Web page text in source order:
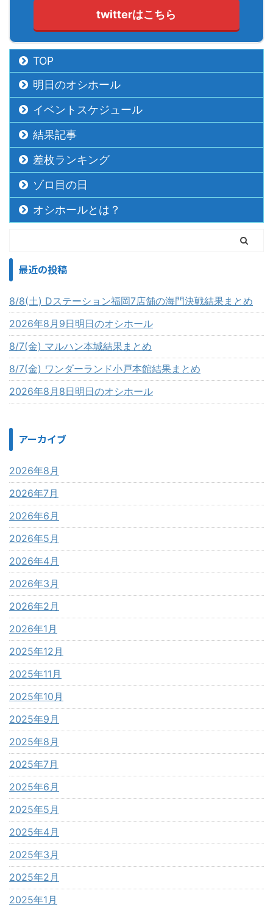
twitterはこちら
TOP
明日のオシホール
イベントスケジュール
結果記事
差枚ランキング
ゾロ目の日
オシホールとは？
最近の投稿
8/8(土) Dステーション福岡7店舗の海門決戦結果まとめ
2026年8月9日明日のオシホール
8/7(金) マルハン本城結果まとめ
8/7(金) ワンダーランド小戸本館結果まとめ
2026年8月8日明日のオシホール
アーカイブ
2026年8月
2026年7月
2026年6月
2026年5月
2026年4月
2026年3月
2026年2月
2026年1月
2025年12月
2025年11月
2025年10月
2025年9月
2025年8月
2025年7月
2025年6月
2025年5月
2025年4月
2025年3月
2025年2月
2025年1月